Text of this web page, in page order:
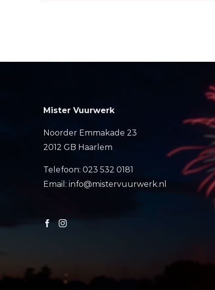
Mister Vuurwerk
Noorder Emmakade 23
2012 GB Haarlem
Telefoon: 023 532 0181
Email: info@mistervuurwerk.nl